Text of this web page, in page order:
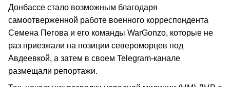
Донбассе стало возможным благодаря
самоотверженной работе военного корреспондента
Семена Пегова и его команды WarGonzo, которые не
раз приезжали на позиции североморцев под
Авдеевкой, а затем в своем Telegram-канале
размещали репортажи.